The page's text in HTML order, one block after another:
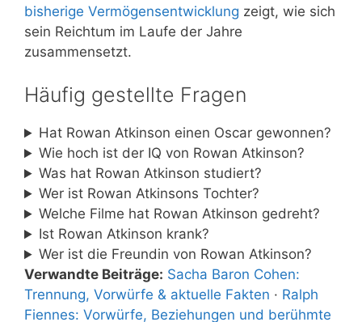
bisherige Vermögensentwicklung zeigt, wie sich
sein Reichtum im Laufe der Jahre
zusammensetzt.
Häufig gestellte Fragen
Hat Rowan Atkinson einen Oscar gewonnen?
Wie hoch ist der IQ von Rowan Atkinson?
Was hat Rowan Atkinson studiert?
Wer ist Rowan Atkinsons Tochter?
Welche Filme hat Rowan Atkinson gedreht?
Ist Rowan Atkinson krank?
Wer ist die Freundin von Rowan Atkinson?
Verwandte Beiträge: Sacha Baron Cohen:
Trennung, Vorwürfe & aktuelle Fakten · Ralph
Fiennes: Vorwürfe, Beziehungen und berühmte